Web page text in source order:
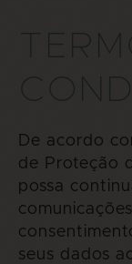
De acordo
de Proteção
possa
seus dados